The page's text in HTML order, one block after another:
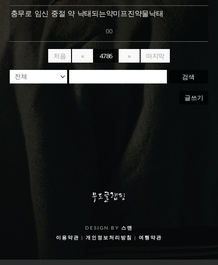
충무로 임신 중절 약 낙태되는약미프진약물낙태
00
처음 « 4786 » 마지막
검색
글쓰기
DESIGN BY 스맨
이용약관
개인정보처리방침 여행약관